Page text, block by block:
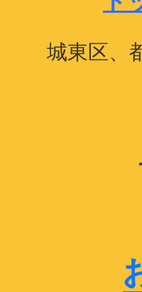
城東区、